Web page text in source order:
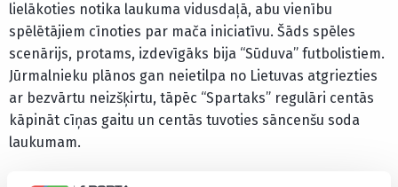
lielākoties notika laukuma vidusdaļā, abu vienību
spēlētājiem cīnoties par mača iniciatīvu. Šāds spēles
scenārijs, protams, izdevīgāks bija “Sūduva” futbolistiem.
Jūrmalnieku plānos gan neietilpa no Lietuvas atgriezties
ar bezvārtu neizšķirtu, tāpēc “Spartaks” regulāri centās
kāpināt cīņas gaitu un centās tuvoties sāncenšu soda
laukumam.